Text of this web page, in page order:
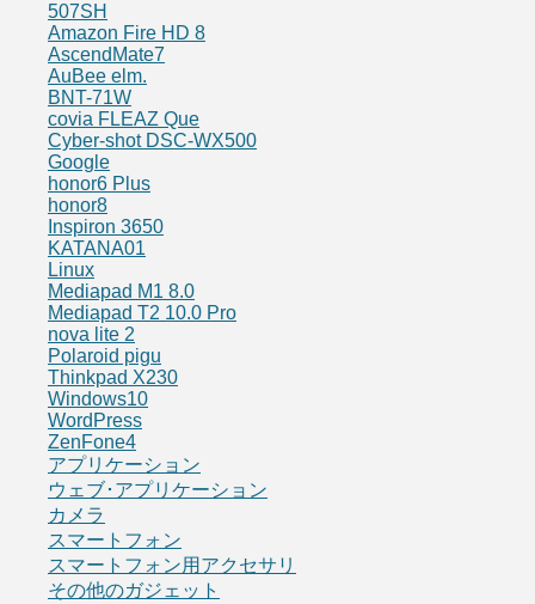
507SH
Amazon Fire HD 8
AscendMate7
AuBee elm.
BNT-71W
covia FLEAZ Que
Cyber-shot DSC-WX500
Google
honor6 Plus
honor8
Inspiron 3650
KATANA01
Linux
Mediapad M1 8.0
Mediapad T2 10.0 Pro
nova lite 2
Polaroid pigu
Thinkpad X230
Windows10
WordPress
ZenFone4
アプリケーション
ウェブ･アプリケーション
カメラ
スマートフォン
スマートフォン用アクセサリ
その他のガジェット